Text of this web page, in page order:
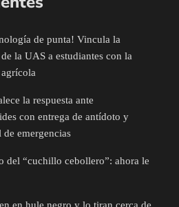
de punta! Vincula la
la UAS a estudiantes con la
la respuesta ante
con entrega de antídoto y
emergencias
del “cuchillo cebollero”: ahora le